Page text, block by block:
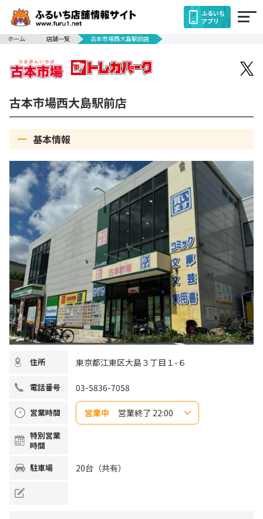
ふるいち
アプリ
ホーム
店舗一覧 古本市場西大島駅前店
古本市場西大島駅前店
基本情報
住所 東京都江東区大島３丁目１-６
電話番号 03-5836-7058
営業時間 営業中 営業終了 22:00
木曜日
金曜日
特別営業
時間
駐車場 20台（共有）